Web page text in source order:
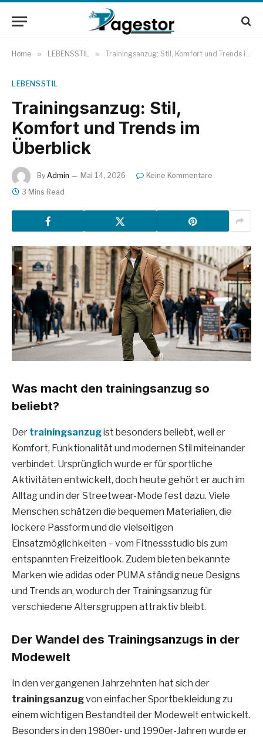
Home » LEBENSSTIL » Trainingsanzug: Stil, Komfort und Trends im Überblick
LEBENSSTIL
Trainingsanzug: Stil,
Komfort und Trends im
Überblick
By Admin Mai 14, 2026
Keine Kommentare
3 Mins Read
Was macht den trainingsanzug so
beliebt?
Der trainingsanzugist besonders beliebt, weil er
Komfort, Funktionalität und modernen Stil miteinander
verbindet. Ursprünglich wurde er für sportliche
Aktivitäten entwickelt, doch heute gehört er auch im
Alltag und in der Streetwear-Mode fest dazu. Viele
Menschen schätzen die bequemen Materialien, die
lockere Passform und die vielseitigen
Einsatzmöglichkeiten – vom Fitnessstudio bis zum
entspannten Freizeitlook. Zudem bieten bekannte
Marken wie adidas oder PUMA ständig neue Designs
und Trends an, wodurch der Trainingsanzug für
verschiedene Altersgruppen attraktiv bleibt.
Der Wandel des Trainingsanzugs in der
Modewelt
In den vergangenen Jahrzehnten hat sich der
trainingsanzugvon einfacher Sportbekleidung zu
einem wichtigen Bestandteil der Modewelt entwickelt.
Besonders in den 1980er- und 1990er-Jahren wurde er